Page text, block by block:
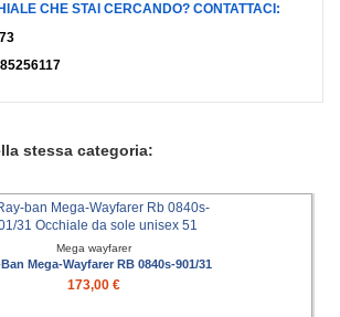
CHE STAI CERCANDO? CONTATTACI:
stessa categoria:
Mega wayfarer
Mega-Wayfarer RB 0840s-901/31
173,00 €